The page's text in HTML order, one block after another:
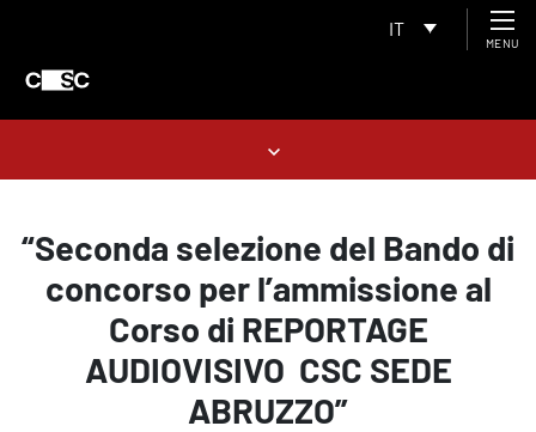
IT
MENU
“Seconda selezione del Bando di
concorso per l’ammissione al
Corso di REPORTAGE
AUDIOVISIVO  CSC SEDE
ABRUZZO”